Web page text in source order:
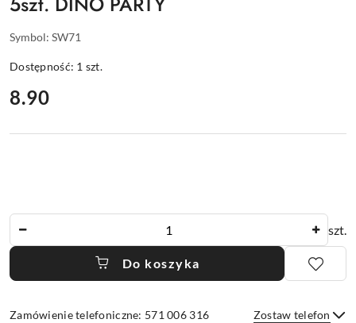
Symbol: SW71
Dostępność: 1 szt.
cena:
8.90
szt.
Do koszyka
Zamówienie telefoniczne: 571 006 316 Zostaw telefon